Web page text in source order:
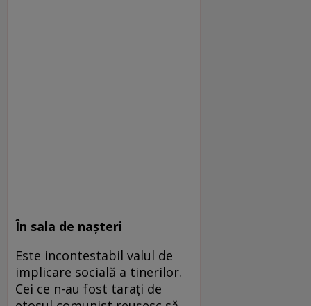
În sala de naşteri
Este incontestabil valul de
implicare socială a tinerilor.
Cei ce n-au fost taraţi de